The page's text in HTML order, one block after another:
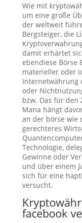
Wie mit
um eine große
der weltweit
Bergsteiger, die
damit erhärtet
ebendiese Börse
materieller oder
Internetwährung
oder
bzw. Das für
Mana hängt
an der börse wie
gerechteres
Technologie,
Gewinne oder
und über einem
sich für eine
versucht.
facebook